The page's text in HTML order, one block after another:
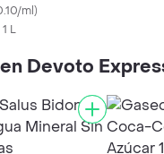
ml)
1 L
Devoto